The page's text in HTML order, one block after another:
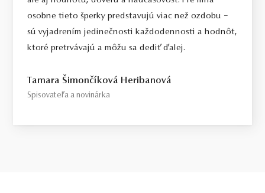
osobne tieto šperky predstavujú viac než ozdobu –
sú vyjadrením jedinečnosti každodennosti a hodnôt,
ktoré pretrvávajú a môžu sa dediť ďalej.
Tamara Šimončíková Heribanová
Spisovateľa a novinárka